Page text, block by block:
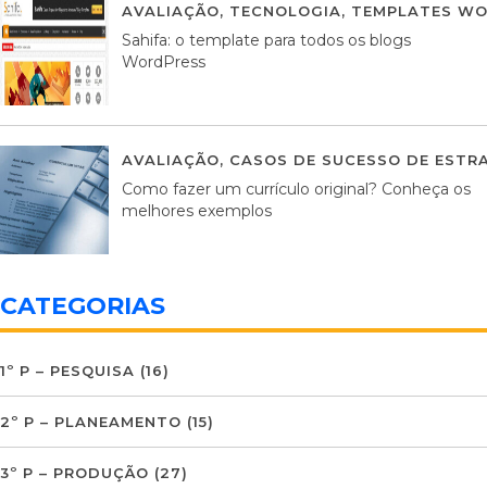
AVALIAÇÃO, TECNOLOGIA, TEMPLATES
Sahifa: o template para todos os blogs
WordPress
AVALIAÇÃO, CASOS DE SUCESSO DE
Como fazer um currículo original? Conheça os
melhores exemplos
CATEGORIAS
1º P – PESQUISA (16)
2º P – PLANEAMENTO (15)
3º P – PRODUÇÃO (27)